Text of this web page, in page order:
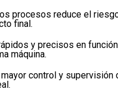
procesos reduce el
final.
y precisos en
máquina.
control y